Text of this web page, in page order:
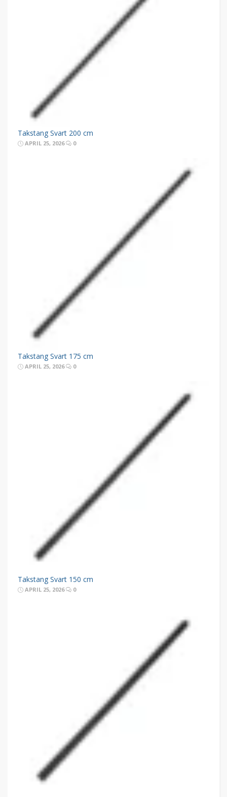
Takstang Svart 200 cm
APRIL 25, 2026 0
Takstang Svart 175 cm
APRIL 25, 2026 0
Takstang Svart 150 cm
APRIL 25, 2026 0